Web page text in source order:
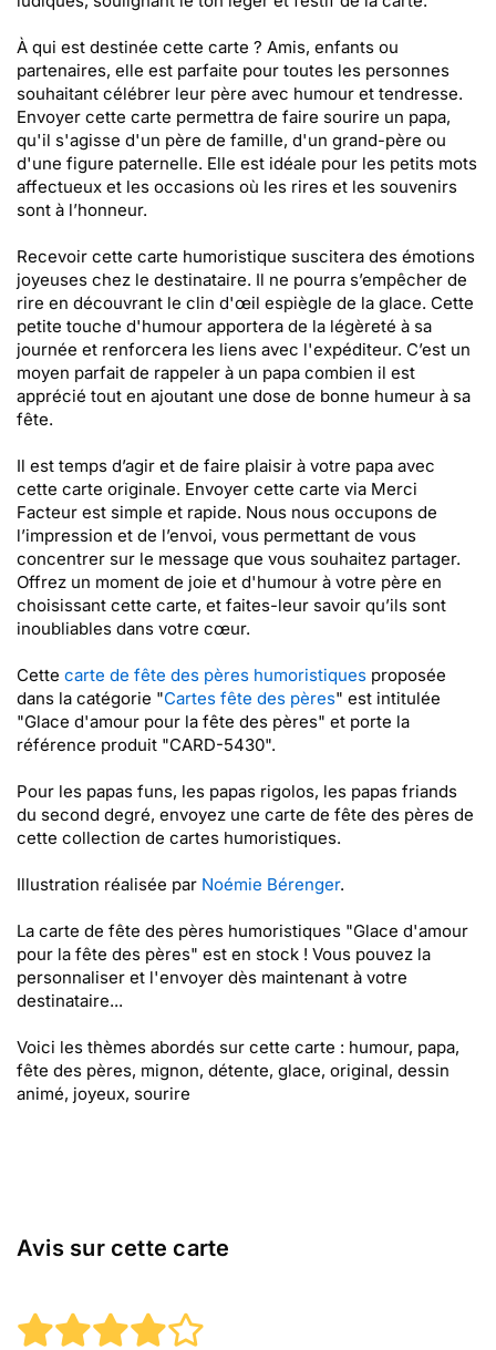
À qui est destinée cette carte ? Amis, enfants ou
partenaires, elle est parfaite pour toutes les personnes
souhaitant célébrer leur père avec humour et tendresse.
Envoyer cette carte permettra de faire sourire un papa,
qu'il s'agisse d'un père de famille, d'un grand-père ou
d'une figure paternelle. Elle est idéale pour les petits mots
affectueux et les occasions où les rires et les souvenirs
sont à l’honneur.
Recevoir cette carte humoristique suscitera des émotions
joyeuses chez le destinataire. Il ne pourra s’empêcher de
rire en découvrant le clin d'œil espiègle de la glace. Cette
petite touche d'humour apportera de la légèreté à sa
journée et renforcera les liens avec l'expéditeur. C’est un
moyen parfait de rappeler à un papa combien il est
apprécié tout en ajoutant une dose de bonne humeur à sa
fête.
Il est temps d’agir et de faire plaisir à votre papa avec
cette carte originale. Envoyer cette carte via Merci
Facteur est simple et rapide. Nous nous occupons de
l’impression et de l’envoi, vous permettant de vous
concentrer sur le message que vous souhaitez partager.
Offrez un moment de joie et d'humour à votre père en
choisissant cette carte, et faites-leur savoir qu’ils sont
inoubliables dans votre cœur.
Cette carte de fête des pères humoristiques proposée
dans la catégorie "Cartes fête des pères" est intitulée
"Glace d'amour pour la fête des pères" et porte la
référence produit "CARD-5430".
Pour les papas funs, les papas rigolos, les papas friands
du second degré, envoyez une carte de fête des pères de
cette collection de cartes humoristiques.
Illustration réalisée par Noémie Bérenger.
La carte de fête des pères humoristiques "Glace d'amour
pour la fête des pères" est en stock ! Vous pouvez la
personnaliser et l'envoyer dès maintenant à votre
destinataire...
Voici les thèmes abordés sur cette carte : humour, papa,
fête des pères, mignon, détente, glace, original, dessin
animé, joyeux, sourire
Avis sur cette carte